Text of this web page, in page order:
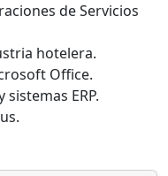
de Servicios
hotelera.
Office.
ERP.